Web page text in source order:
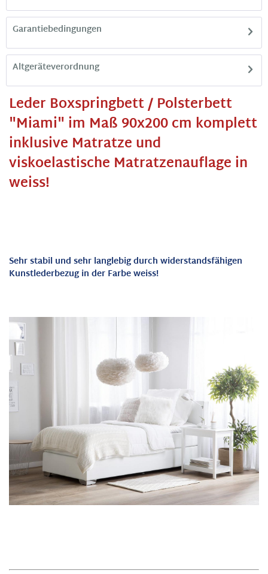
Leder Boxspringbett / Polsterbett
"Miami" im Maß 90x200 cm komplett
inklusive Matratze und
viskoelastische Matratzenauflage in
weiss!
Sehr stabil und sehr langlebig durch widerstandsfähigen
Kunstlederbezug in der Farbe weiss!
Altgeräteverordnung
Garantiebedingungen